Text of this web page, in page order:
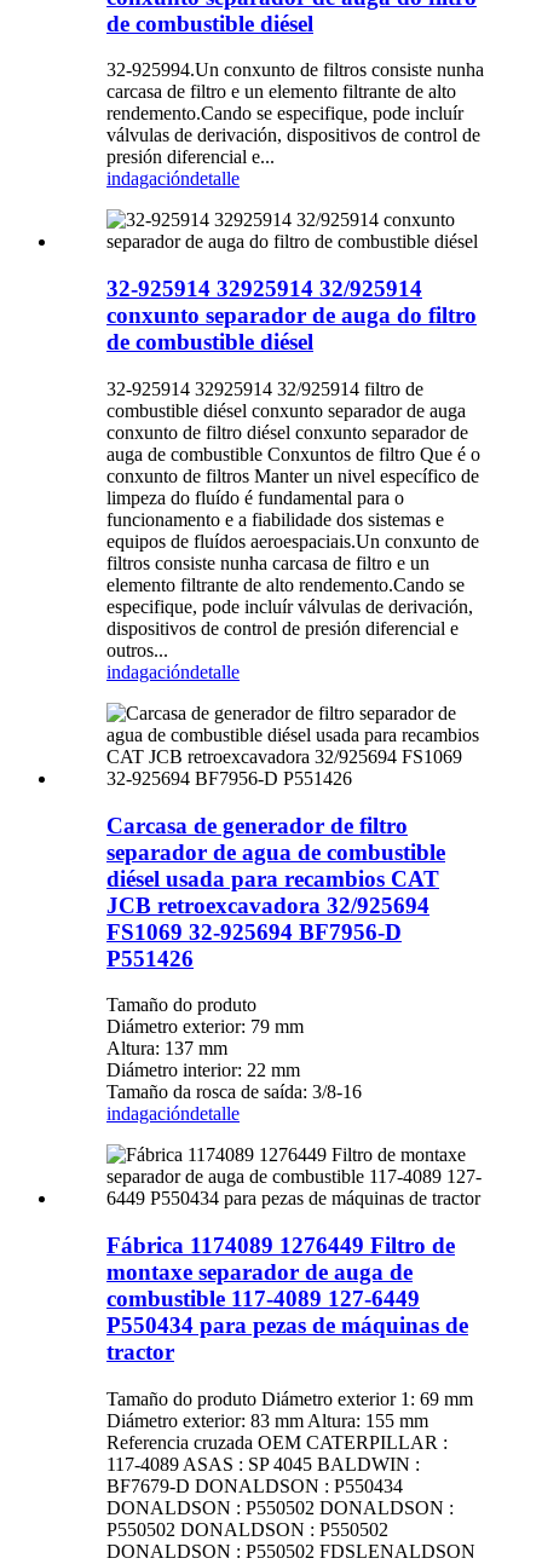
de combustible diésel
32-925994.Un conxunto de filtros consiste nunha
carcasa de filtro e un elemento filtrante de alto
rendemento.Cando se especifique, pode incluír
válvulas de derivación, dispositivos de control de
presión diferencial e...
indagacióndetalle
32-925914 32925914 32/925914
conxunto separador de auga do filtro
de combustible diésel
32-925914 32925914 32/925914 filtro de
combustible diésel conxunto separador de auga
conxunto de filtro diésel conxunto separador de
auga de combustible Conxuntos de filtro Que é o
conxunto de filtros Manter un nivel específico de
limpeza do fluído é fundamental para o
funcionamento e a fiabilidade dos sistemas e
equipos de fluídos aeroespaciais.Un conxunto de
filtros consiste nunha carcasa de filtro e un
elemento filtrante de alto rendemento.Cando se
especifique, pode incluír válvulas de derivación,
dispositivos de control de presión diferencial e
outros...
indagacióndetalle
Carcasa de generador de filtro
separador de agua de combustible
diésel usada para recambios CAT
JCB retroexcavadora 32/925694
FS1069 32-925694 BF7956-D
P551426
Tamaño do produto
Diámetro exterior: 79 mm
Altura: 137 mm
Diámetro interior: 22 mm
Tamaño da rosca de saída: 3/8-16
indagacióndetalle
Fábrica 1174089 1276449 Filtro de
montaxe separador de auga de
combustible 117-4089 127-6449
P550434 para pezas de máquinas de
tractor
Tamaño do produto Diámetro exterior 1: 69 mm
Diámetro exterior: 83 mm Altura: 155 mm
Referencia cruzada OEM CATERPILLAR :
117-4089 ASAS : SP 4045 BALDWIN :
BF7679-D DONALDSON : P550434
DONALDSON : P550502 DONALDSON :
P550502 DONALDSON : P550502
DONALDSON : P550502 FDSLENALDSON